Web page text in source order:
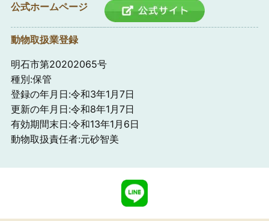
公式ホームページ
動物取扱業登録
明石市第20202065号
種別:保管
登録の年月日:令和3年1月7日
更新の年月日:令和8年1月7日
有効期間末日:令和13年1月6日
動物取扱責任者:元砂智美